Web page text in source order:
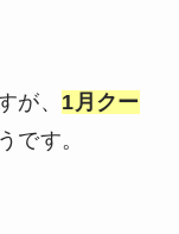
が、 1月クー
です。